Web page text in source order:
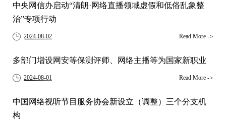
中央网信办启动“清朗·网络直播领域虚假和低俗乱象整
治”专项行动
2024-08-02 Read More ->
多部门增设网安等保测评师、网络主播等为国家新职业
2024-08-01 Read More ->
中国网络视听节目服务协会新设立（调整）三个分支机
构